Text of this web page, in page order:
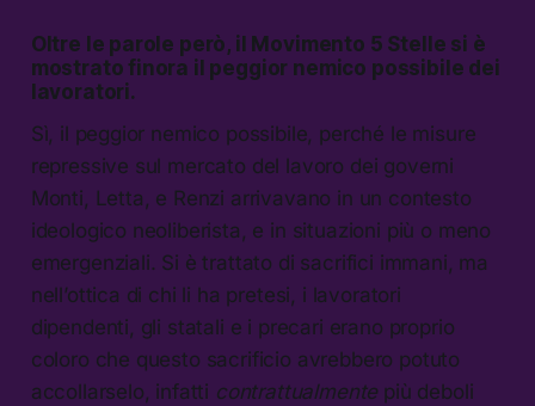
Oltre le parole però, il Movimento 5 Stelle si è
mostrato finora il peggior nemico possibile dei
lavoratori.
Sì, il peggior nemico possibile, perché le misure
repressive sul mercato del lavoro dei governi
Monti, Letta, e Renzi arrivavano in un contesto
ideologico neoliberista, e in situazioni più o meno
emergenziali. Si è trattato di sacrifici immani, ma
nell’ottica di chi li ha pretesi, i lavoratori
dipendenti, gli statali e i precari erano proprio
coloro che questo sacrificio avrebbero potuto
accollarselo, infatti contrattualmente più deboli